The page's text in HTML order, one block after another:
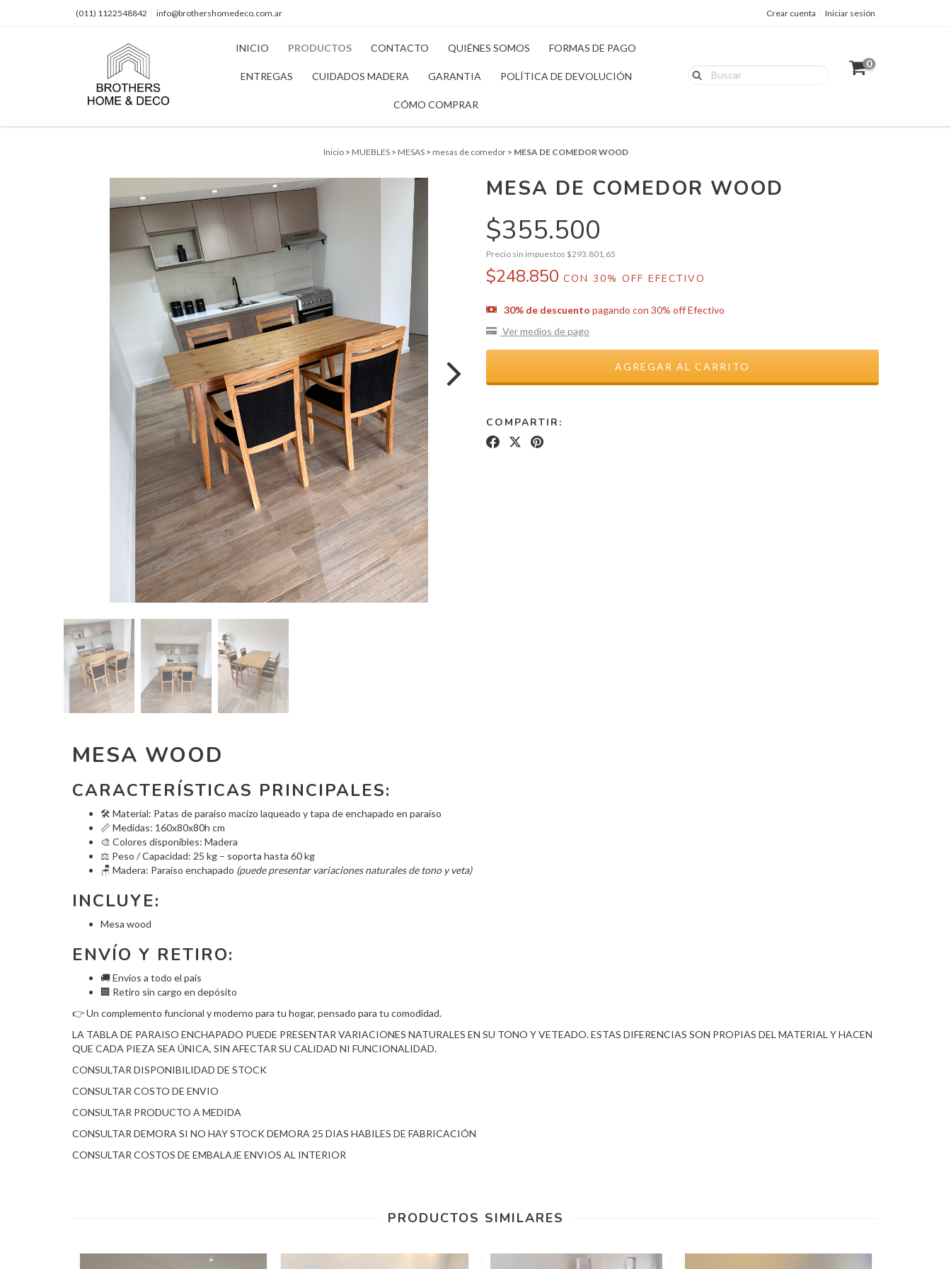
(011) 1122548842 info@brothershomedeco.com.ar Crear cuenta Iniciar sesión
INICIO PRODUCTOS CONTACTO QUIÉNES SOMOS FORMAS DE PAGO
ENTREGAS CUIDADOS MADERA GARANTIA POLÍTICA DE DEVOLUCIÓN
CÓMO COMPRAR
0
Inicio > MUEBLES > MESAS > mesas de comedor > MESA DE COMEDOR WOOD
MESA DE COMEDOR WOOD
$355.500
Precio sin impuestos $293.801,65
$248.850 CON 30% OFF EFECTIVO
30% de descuento pagando con 30% off Efectivo
Ver medios de pago
COMPARTIR:
MESA WOOD
CARACTERÍSTICAS PRINCIPALES:
🛠️ Material: Patas de paraíso macizo laqueado y tapa de enchapado en paraíso
📏 Medidas: 160x80x80h cm
🎨 Colores disponibles: Madera
⚖️ Peso / Capacidad: 25 kg – soporta hasta 60 kg
🪑 Madera: Paraíso enchapado (puede presentar variaciones naturales de tono y veta)
INCLUYE:
Mesa wood
ENVÍO Y RETIRO:
🚚 Envíos a todo el país
🏢 Retiro sin cargo en depósito
👉 Un complemento funcional y moderno para tu hogar, pensado para tu comodidad.
LA TABLA DE PARAISO ENCHAPADO PUEDE PRESENTAR VARIACIONES NATURALES EN SU TONO Y VETEADO. ESTAS DIFERENCIAS SON PROPIAS DEL MATERIAL Y HACEN
QUE CADA PIEZA SEA ÚNICA, SIN AFECTAR SU CALIDAD NI FUNCIONALIDAD.
CONSULTAR DISPONIBILIDAD DE STOCK
CONSULTAR COSTO DE ENVIO
CONSULTAR PRODUCTO A MEDIDA
CONSULTAR DEMORA SI NO HAY STOCK DEMORA 25 DIAS HABILES DE FABRICACIÓN
CONSULTAR COSTOS DE EMBALAJE ENVIOS AL INTERIOR
PRODUCTOS SIMILARES